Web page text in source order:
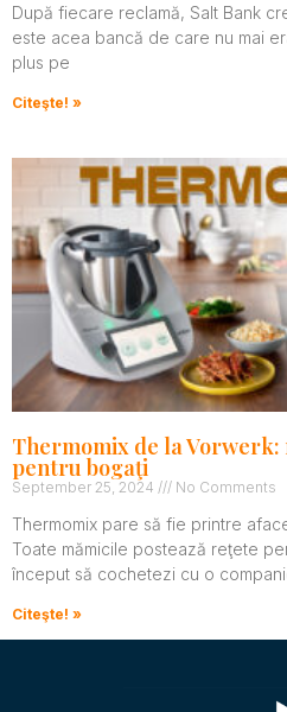
După fiecare reclamă, Salt Bank
este acea bancă de care nu mai
plus pe
Citeşte! »
Thermomix de la
pentru bogaţi
September 25, 2024 No Comments
Thermomix pare să fie printre
Toate mămicile postează reţete
început să cochetezi cu o
Citeşte! »